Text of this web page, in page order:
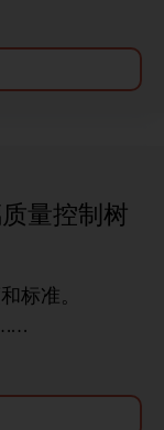
量控制树
标准。